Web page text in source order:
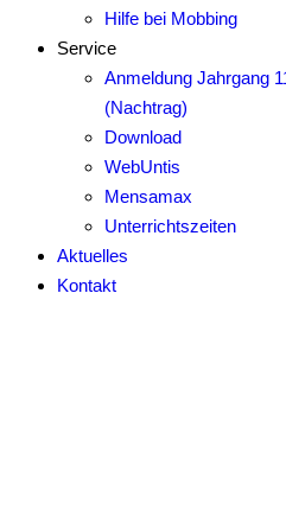
Hilfe bei Mobbing
Service
Anmeldung Jahrgang
(Nachtrag)
Download
WebUntis
Mensamax
Unterrichtszeiten
Aktuelles
Kontakt